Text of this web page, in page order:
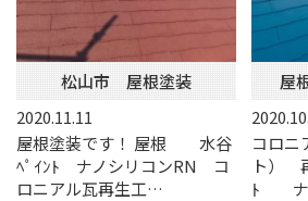
松山市 屋根塗装
2020.11.11
屋根塗装です！ 屋根 水谷
ﾍﾟｲﾝﾄ ナノシリコンRN コ
ロニアル瓦再生工…
屋
コロニ
ト）
ﾄ ナ